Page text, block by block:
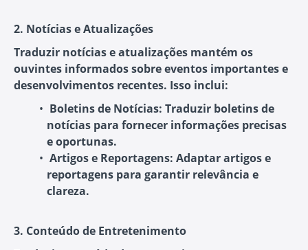
2. Notícias e Atualizações
Traduzir notícias e atualizações mantém os
ouvintes informados sobre eventos importantes e
desenvolvimentos recentes. Isso inclui:
Boletins de Notícias: Traduzir boletins de
notícias para fornecer informações precisas
e oportunas.
Artigos e Reportagens: Adaptar artigos e
reportagens para garantir relevância e
clareza.
3. Conteúdo de Entretenimento